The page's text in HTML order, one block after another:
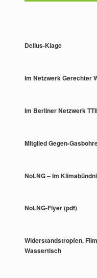
Delius-Klage
Im Netzwerk Gerechter
Im Berliner Netzwerk
Mitglied Gegen-
NoLNG – Im
NoLNG-Flyer (pdf)
Widerstandstropfen.
Wassertisch